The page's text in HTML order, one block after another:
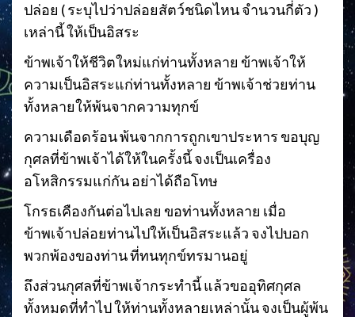
ปล่อย ( ระบุไปว่าปล่อยสัตว์ชนิดไหน จำนวนกี่ตัว )
เหล่านี้ ให้เป็นอิสระ
ข้าพเจ้าให้ชีวิตใหม่แก่ท่านทั้งหลาย ข้าพเจ้าให้
ความเป็นอิสระแก่ท่านทั้งหลาย ข้าพเจ้าช่วยท่าน
ทั้งหลายให้พ้นจากความทุกข์
ความเดือดร้อน พ้นจากการถูกเขาประหาร ขอบุญ
กุศลที่ข้าพเจ้าได้ให้ในครั้งนี้ จงเป็นเครื่อง
อโหสิกรรมแก่กัน อย่าได้ถือโทษ
โกรธเคืองกันต่อไปเลย ขอท่านทั้งหลาย เมื่อ
ข้าพเจ้าปล่อยท่านไปให้เป็นอิสระแล้ว จงไปบอก
พวกพ้องของท่าน ที่ทนทุกข์ทรมานอยู่
ถึงส่วนกุศลที่ข้าพเจ้ากระทำนี้ แล้วขออุทิศกุศล
ทั้งหมดที่ทำไป ให้ท่านทั้งหลายเหล่านั้น จงเป็นผู้พ้น